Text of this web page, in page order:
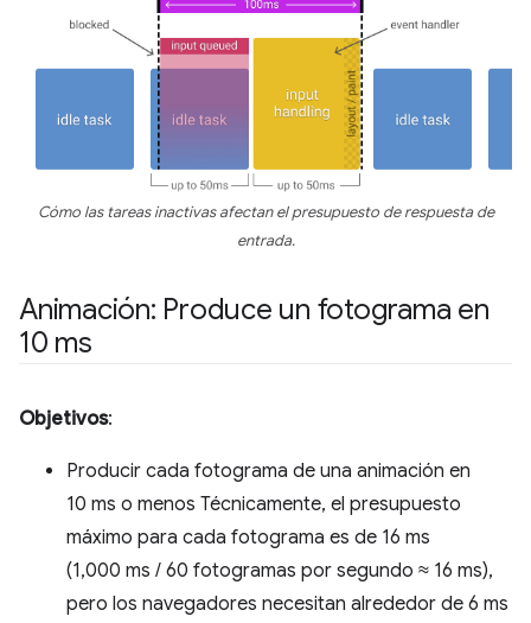
Cómo las tareas inactivas afectan el presupuesto de respuesta de
entrada.
Animación: Produce un fotograma en
10 ms
Objetivos:
Producir cada fotograma de una animación en
10 ms o menos Técnicamente, el presupuesto
máximo para cada fotograma es de 16 ms
(1,000 ms / 60 fotogramas por segundo ≈ 16 ms),
pero los navegadores necesitan alrededor de 6 ms